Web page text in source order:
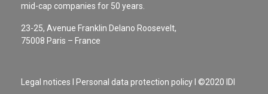
mid-cap companies for 50 years.
23-25, Avenue Franklin Delano Roosevelt,
75008 Paris – France
Legal notices I Personal data protection policyI ©2020 IDI